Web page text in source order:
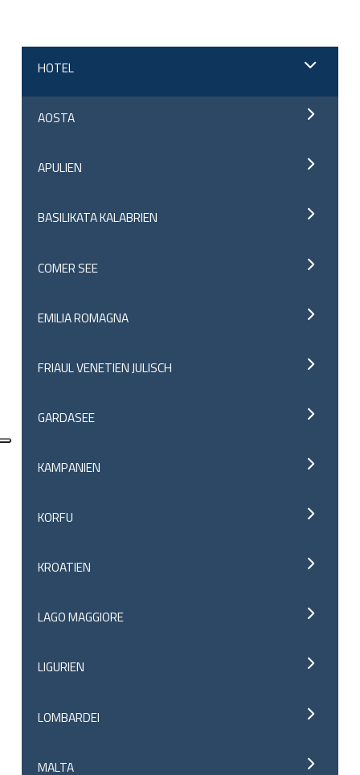
HOTEL
AOSTA
APULIEN
BASILIKATA KALABRIEN
COMER SEE
EMILIA ROMAGNA
FRIAUL VENETIEN JULISCH
GARDASEE
KAMPANIEN
KORFU
KROATIEN
LAGO MAGGIORE
LIGURIEN
LOMBARDEI
MALTA